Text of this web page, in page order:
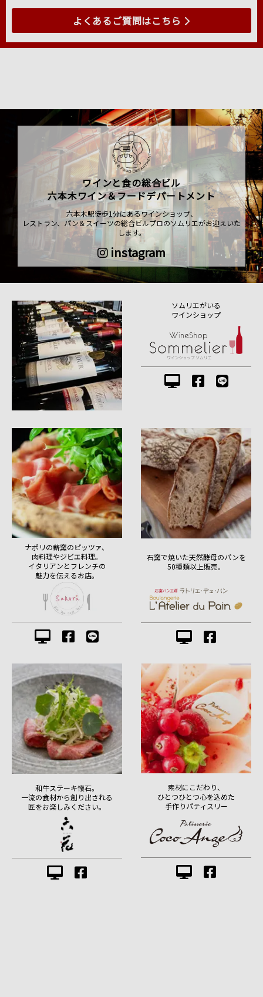
よくあるご質問はこちら
ワインと食の総合ビル
六本木ワイン＆フードデパートメント
六本木駅徒歩1分にあるワインショップ、
レストラン、パン＆スイーツの総合ビルプロのソムリエがお迎えいた
します。
instagram
ソムリエがいる
ワインショップ
ナポリの薪窯のピッツァ、
肉料理やジビエ料理。
イタリアンとフレンチの
魅力を伝えるお店。
石窯で焼いた天然酵母のパンを
50種類以上販売。
和牛ステーキ懐石。
一流の食材から創り出される
匠をお楽しみください。
素材にこだわり、
ひとつひとつ心を込めた
手作りパティスリー